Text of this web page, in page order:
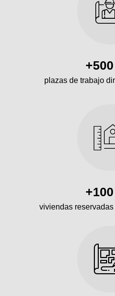
plazas de trabajo
viviendas